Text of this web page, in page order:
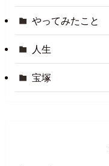
やってみたこと
人生
宝塚